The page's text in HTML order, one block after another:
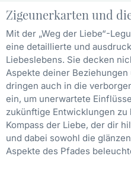
Zigeunerkarten und
Mit der „Weg der Liebe“-
eine detaillierte und
Liebeslebens. Sie decken
Aspekte deiner
dringen auch in die
ein, um unerwartete
zukünftige Entwicklungen
Kompass der Liebe, der dir
und dabei sowohl die
Aspekte des Pfades